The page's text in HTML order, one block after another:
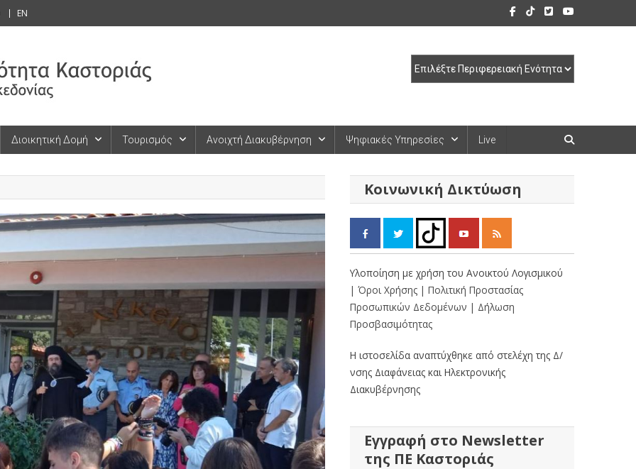
EN
Διοικητική Δομή Τουρισμός Ανοιχτή Διακυβέρνηση Ψηφιακές Υπηρεσίες Live
Κοινωνική Δικτύωση
Υλοποίηση με χρήση του Ανοικτού Λογισμικού
| Όροι Χρήσης | Πολιτική Προστασίας
Προσωπικών Δεδομένων | Δήλωση
Προσβασιμότητας
Η ιστοσελίδα αναπτύχθηκε από στελέχη της Δ/
νσης Διαφάνειας και Ηλεκτρονικής
Διακυβέρνησης
Εγγραφή στο Newsletter
της ΠΕ Καστοριάς